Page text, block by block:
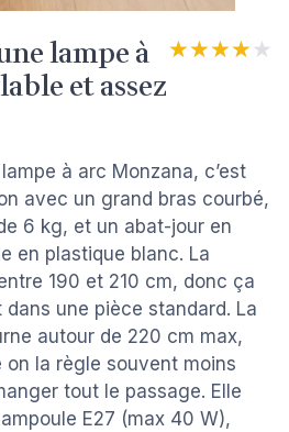
lampe à
et assez
★★★★★
★★★★★
à arc Monzana, c’est
avec un grand bras courbé,
6 kg, et un abat-jour en
en plastique blanc. La
190 et 210 cm, donc ça
une pièce standard. La
autour de 220 cm max,
on la règle souvent moins
tout le passage. Elle
E27 (max 40 W),